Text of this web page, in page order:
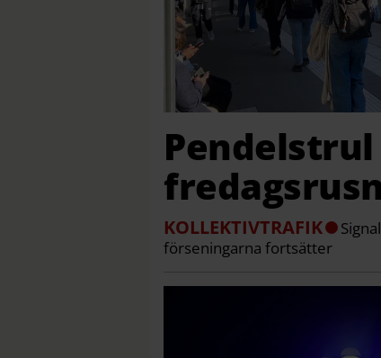
KOLLEKTIVTRAFIK
förseningarna fortsätter